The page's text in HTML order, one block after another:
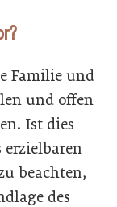
Familie und
und offen
Ist dies
erzielbaren
beachten,
des